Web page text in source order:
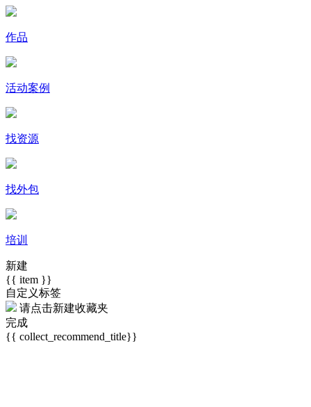
作品
活动案例
找资源
找外包
培训
新建
{{ item }}
自定义标签
请点击新建收藏夹
完成
{{ collect_recommend_title}}